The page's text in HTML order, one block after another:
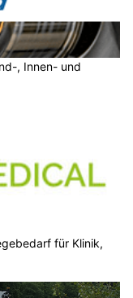
, Innen- und
für Klinik,